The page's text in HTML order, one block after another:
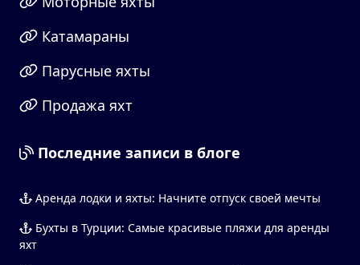
Катамараны
Парусные яхты
Продажа яхт
Последние записи в блоге
Аренда лодки и яхты: Начните отпуск своей мечты
Бухты в Турции: Самые красивые пляжи для аренды
яхт